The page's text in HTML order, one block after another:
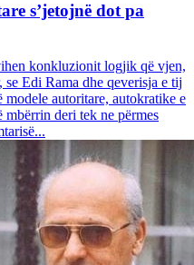
s’jetojnë dot pa
konkluzionit logjik që vjen,
Edi Rama dhe qeverisja e tij
modele autoritare, autokratike e
mbërrin deri tek ne përmes